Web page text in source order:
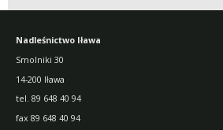
Nadleśnictwo Iława
Smolniki 30
14-200 Iława
tel. 89 648 40 94
fax 89 648 40 94